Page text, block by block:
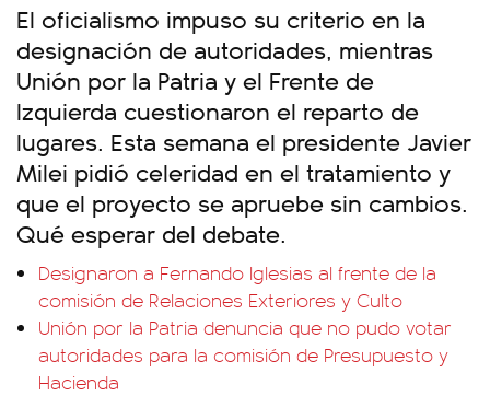
El oficialismo impuso su criterio en la
designación de autoridades, mientras
Unión por la Patria y el Frente de
Izquierda cuestionaron el reparto de
lugares. Esta semana el presidente Javier
Milei pidió celeridad en el tratamiento y
que el proyecto se apruebe sin cambios.
Qué esperar del debate.
Designaron a Fernando Iglesias al frente de la
comisión de Relaciones Exteriores y Culto
Unión por la Patria denuncia que no pudo votar
autoridades para la comisión de Presupuesto y
Hacienda